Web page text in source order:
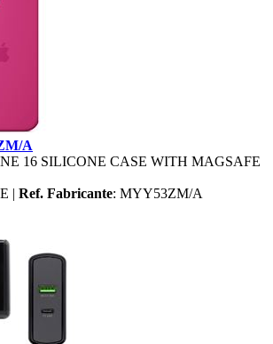
A
16 SILICONE CASE WITH MAGSAFE
| Ref. Fabricante: MYY53ZM/A